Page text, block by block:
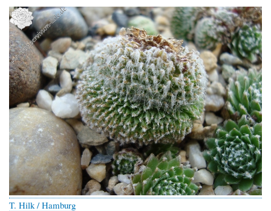
T. Hilk / Hamburg